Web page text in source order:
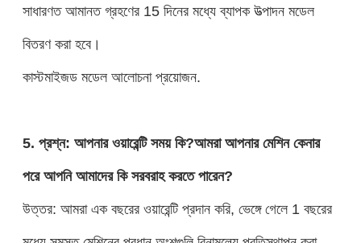
সাধারণত আমানত গ্রহণের 15 দিনের মধ্যে ব্যাপক উত্পাদন মডেল
বিতরণ করা হবে।
কাস্টমাইজড মডেল আলোচনা প্রয়োজন.
5. প্রশ্ন: আপনার ওয়ারেন্টি সময় কি?আমরা আপনার মেশিন কেনার
পরে আপনি আমাদের কি সরবরাহ করতে পারেন?
উত্তর: আমরা এক বছরের ওয়ারেন্টি প্রদান করি, ভেঙ্গে গেলে 1 বছরের